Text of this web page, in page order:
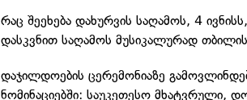
რაც შეეხება დახურვის საღამოს, 4
დასკვნით საღამოს მუსიკალურად
დაჯილდოების ცერემონიაზე
ნომინაციებში: საუკეთესო მხატვრული,